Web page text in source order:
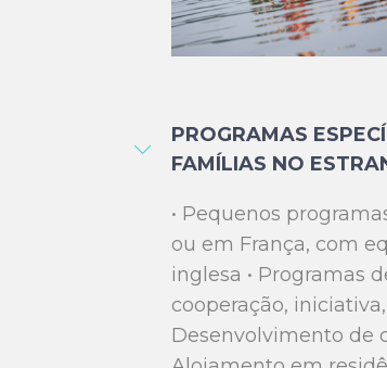
PROGRAMAS
FAMÍLIAS NO
• Pequenos
ou em França, com
inglesa • Programas
cooperação,
Desenvolvimento de